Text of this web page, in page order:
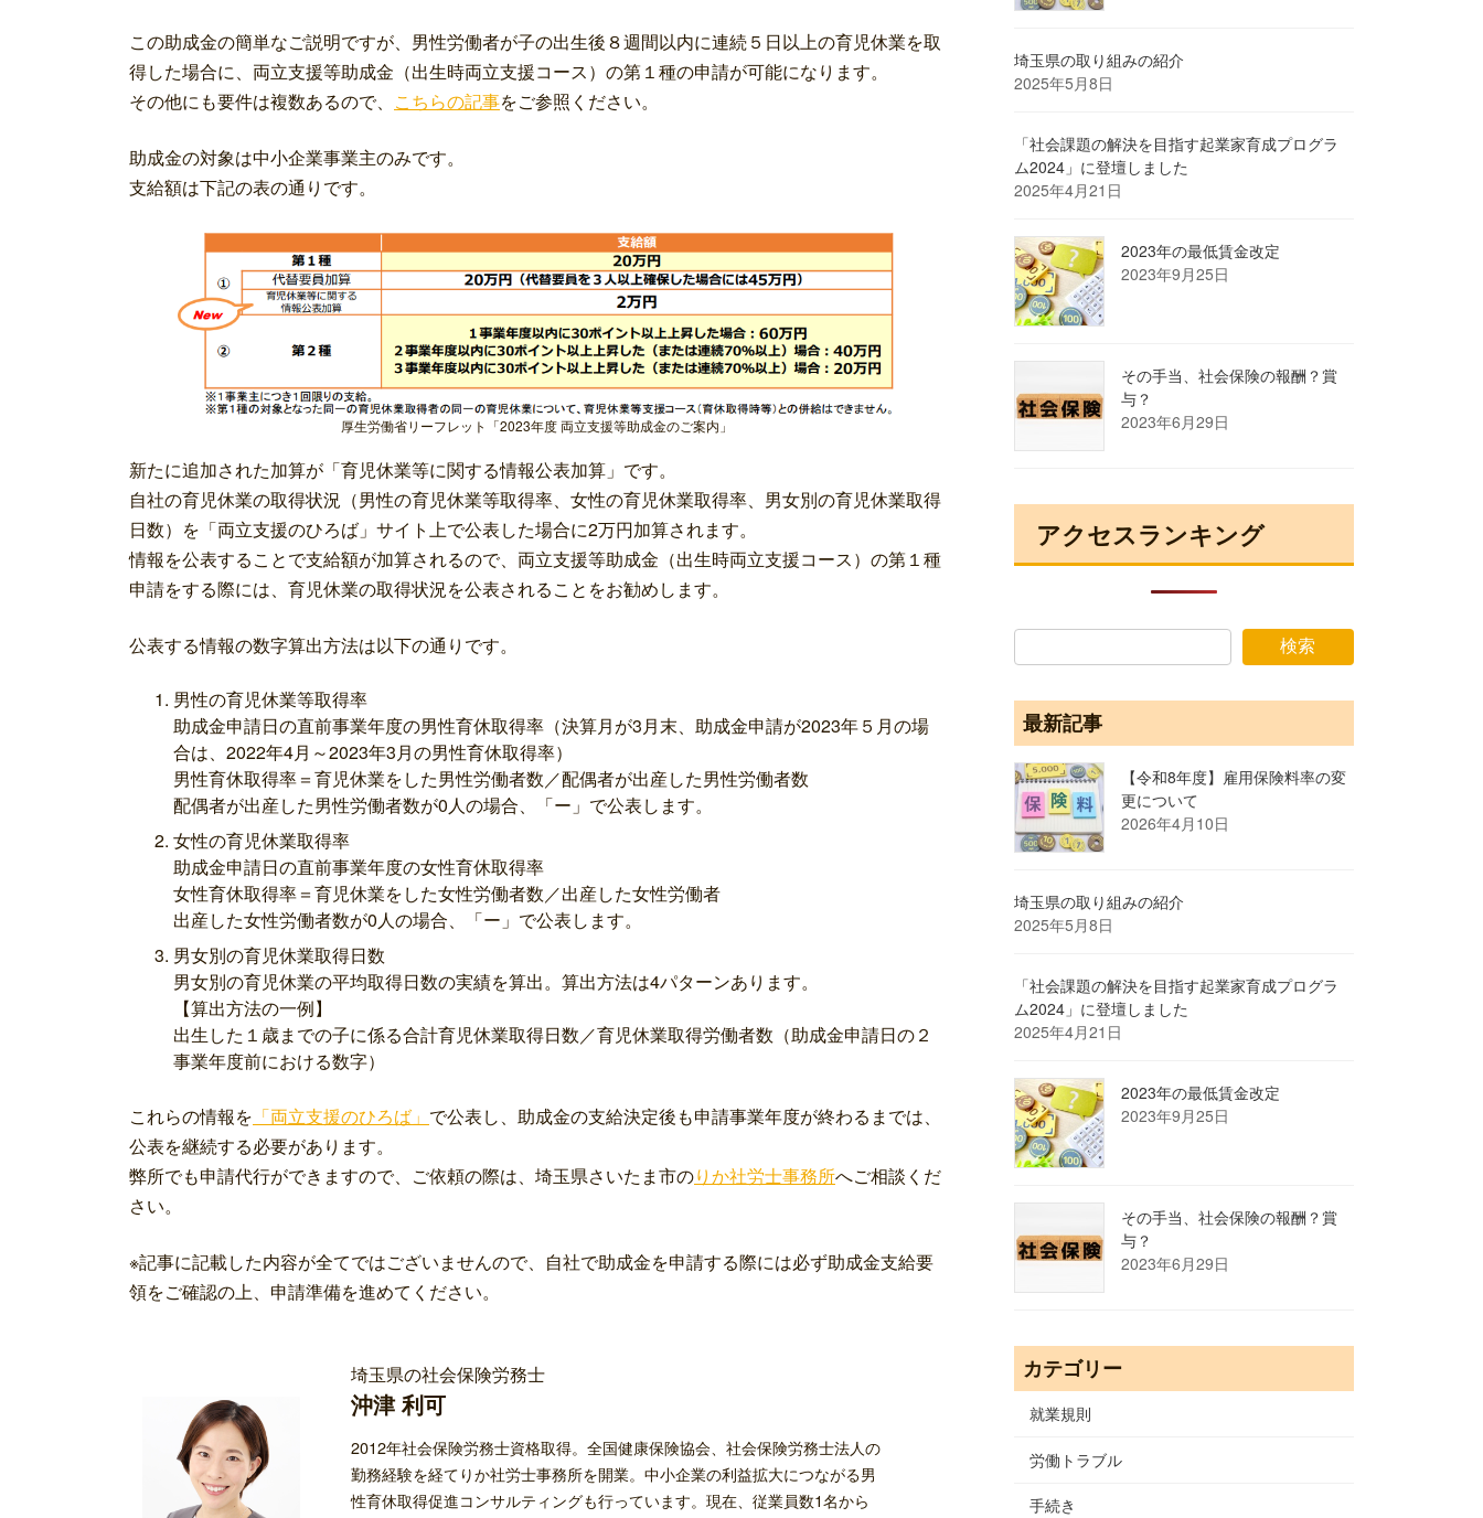
この助成金の簡単なご説明ですが、男性労働者が子の出生後８週間以内に連続５日以上の育児休業を取
得した場合に、両立支援等助成金（出生時両立支援コース）の第１種の申請が可能になります。
その他にも要件は複数あるので、 こちらの記事をご参照ください。
助成金の対象は中小企業事業主のみです。
支給額は下記の表の通りです。
厚生労働省リーフレット「2023年度 両立支援等助成金のご案内」
新たに追加された加算が「育児休業等に関する情報公表加算」です。
自社の育児休業の取得状況（男性の育児休業等取得率、女性の育児休業取得率、男女別の育児休業取得
日数）を「両立支援のひろば」サイト上で公表した場合に2万円加算されます。
情報を公表することで支給額が加算されるので、両立支援等助成金（出生時両立支援コース）の第１種
申請をする際には、育児休業の取得状況を公表されることをお勧めします。
公表する情報の数字算出方法は以下の通りです。
男性の育児休業等取得率
助成金申請日の直前事業年度の男性育休取得率（決算月が3月末、助成金申請が2023年５月の場
合は、2022年4月～2023年3月の男性育休取得率）
男性育休取得率＝育児休業をした男性労働者数／配偶者が出産した男性労働者数
配偶者が出産した男性労働者数が0人の場合、「ー」で公表します。
女性の育児休業取得率
助成金申請日の直前事業年度の女性育休取得率
女性育休取得率＝育児休業をした女性労働者数／出産した女性労働者
出産した女性労働者数が0人の場合、「ー」で公表します。
男女別の育児休業取得日数
男女別の育児休業の平均取得日数の実績を算出。算出方法は4パターンあります。
【算出方法の一例】
出生した１歳までの子に係る合計育児休業取得日数／育児休業取得労働者数（助成金申請日の２
事業年度前における数字）
これらの情報を 「両立支援のひろば」 で公表し、助成金の支給決定後も申請事業年度が終わるまでは、
公表を継続する必要があります。
弊所でも申請代行ができますので、ご依頼の際は、埼玉県さいたま市のりか社労士事務所へご相談くだ
さい。
※記事に記載した内容が全てではございませんので、自社で助成金を申請する際には必ず助成金支給要
領をご確認の上、申請準備を進めてください。
埼玉県の社会保険労務士
沖津 利可
2012年社会保険労務士資格取得。全国健康保険協会、社会保険労務士法人の
勤務経験を経てりか社労士事務所を開業。中小企業の利益拡大につながる男
性育休取得促進コンサルティングも行っています。現在、従業員数1名から
埼玉県の取り組みの紹介
2025年5月8日
「社会課題の解決を目指す起業家育成プログラ
ム2024」に登壇しました
2025年4月21日
2023年の最低賃金改定
2023年9月25日
その手当、社会保険の報酬？賞
与？
2023年6月29日
アクセスランキング
検索
最新記事
【令和8年度】雇用保険料率の変
更について
2026年4月10日
埼玉県の取り組みの紹介
2025年5月8日
「社会課題の解決を目指す起業家育成プログラ
ム2024」に登壇しました
2025年4月21日
2023年の最低賃金改定
2023年9月25日
その手当、社会保険の報酬？賞
与？
2023年6月29日
カテゴリー
就業規則
労働トラブル
手続き